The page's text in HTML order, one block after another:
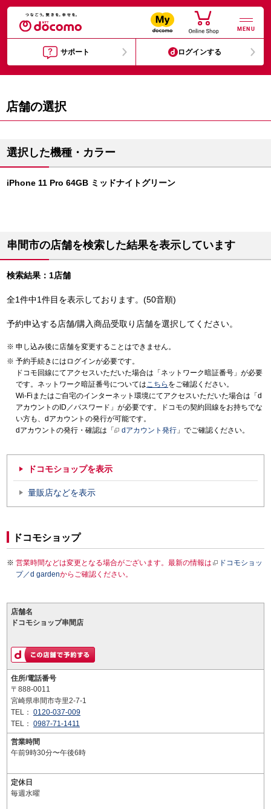
MENU
サポート ログインする
店舗の選択
選択した機種・カラー
iPhone 11 Pro 64GB ミッドナイトグリーン
串間市の店舗を検索した結果を表示しています
検索結果：1店舗
全1件中1件目を表示しております。(50音順)
予約申込する店舗/購入商品受取り店舗を選択してください。
申し込み後に店舗を変更することはできません。
予約手続きにはログインが必要です。
ドコモ回線にてアクセスいただいた場合は「ネットワーク暗証番号」が必要
です。ネットワーク暗証番号についてはこちら をご確認ください。
Wi-Fiまたはご自宅のインターネット環境にてアクセスいただいた場合は「d
アカウントのID／パスワード」が必要です。ドコモの契約回線をお持ちでな
い方も、dアカウントの発行が可能です。
dアカウントの発行・確認は「
dアカウント発行 」でご確認ください。
ドコモショップを表示
量販店などを表示
ドコモショップ
営業時間などは変更となる場合がございます。最新の情報は
ドコモショッ
プ／d gardenからご確認ください。
店舗名
ドコモショップ串間店
住所/電話番号
〒888-0011
宮崎県串間市寺里2-7-1
TEL： 0120-037-009
TEL： 0987-71-1411
営業時間
午前9時30分〜午後6時
定休日
毎週水曜